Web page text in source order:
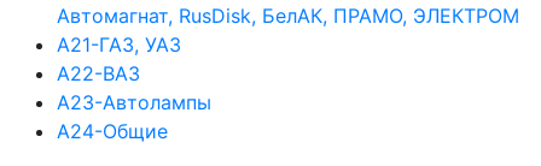
Автомагнат, RusDisk, БелАК, ПРАМО, ЭЛЕКТРОМ
А21-ГАЗ, УАЗ
А22-ВАЗ
А23-Автолампы
А24-Общие